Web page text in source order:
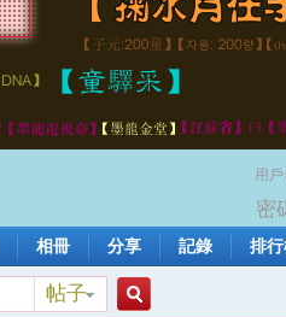
用戶
密
相冊 分享 記錄 排
帖子